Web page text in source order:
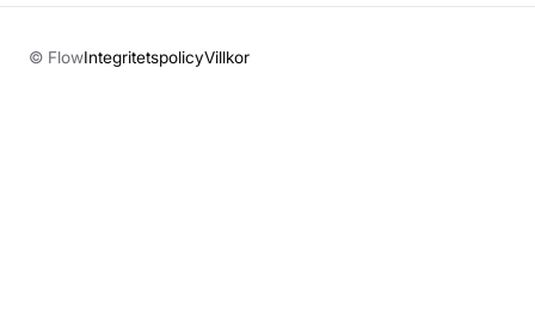
© FlowIntegritetspolicyVillkor